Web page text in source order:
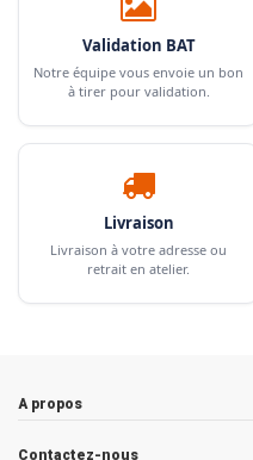
Validation BAT
Notre équipe vous envoie un bon
à tirer pour validation.
Livraison
Livraison à votre adresse ou
retrait en atelier.
A propos
Contactez-nous